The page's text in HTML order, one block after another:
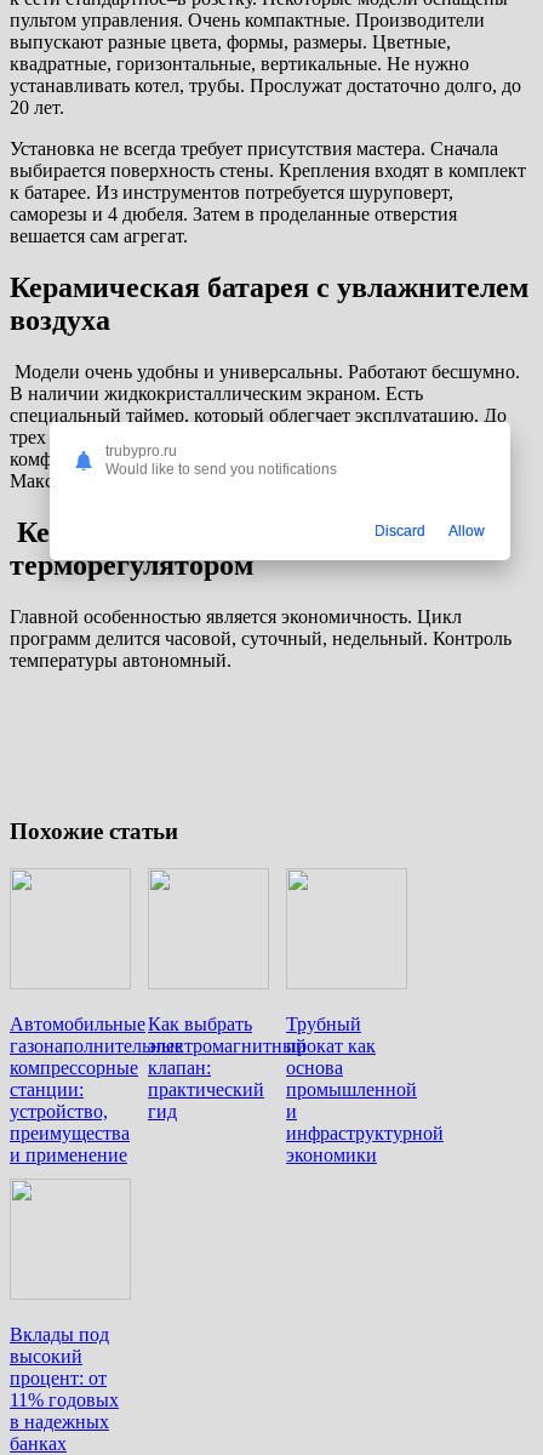
пультом управления. Очень компактные. Производители
выпускают разные цвета, формы, размеры. Цветные,
квадратные, горизонтальные, вертикальные. Не нужно
устанавливать котел, трубы. Прослужат достаточно долго, до
20 лет.
Установка не всегда требует присутствия мастера. Сначала
выбирается поверхность стены. Крепления входят в комплект
к батарее. Из инструментов потребуется шуруповерт,
саморезы и 4 дюбеля. Затем в проделанные отверстия
вешается сам агрегат.
Керамическая батарея с увлажнителем
воздуха
Модели очень удобны и универсальны. Работают бесшумно.
В наличии жидкокристаллическим экраном. Есть
специальный таймер, который облегчает эксплуатацию. До
трех типов режима позволят выбрать максимально
комфортный. Подходит только для стандартных площадей.
Максимальный объем не обеспечит большие помещения.
Керамический обогреватель с
терморегулятором
Главной особенностью является экономичность. Цикл
программ делится часовой, суточный, недельный. Контроль
температуры автономный.
Похожие статьи
Автомобильные
газонаполнительные
компрессорные
станции:
устройство,
преимущества
и применение
Как выбрать
электромагнитный
клапан:
практический
гид
Трубный
прокат как
основа
промышленной
и
инфраструктурной
экономики
Вклады под
высокий
процент: от
11% годовых
в надежных
банках
trubypro.ru
Would like to send you notifications
Discard Allow